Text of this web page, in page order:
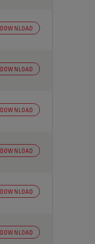
DOWNLOAD
DOWNLOAD
DOWNLOAD
DOWNLOAD
DOWNLOAD
DOWNLOAD